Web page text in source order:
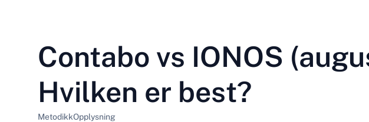
Hosting av e-
ES - Español
IT -
LT - Lietuvių LV - Latviešu
Contabo vs IONOS
Hvilken er best?
MetodikkOpplysning